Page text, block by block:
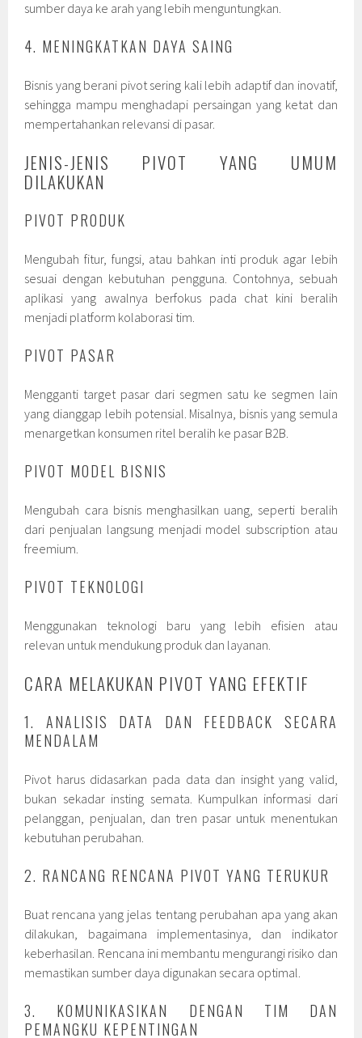
sumber daya ke arah yang lebih menguntungkan.
4. MENINGKATKAN DAYA SAING
Bisnis yang berani pivot sering kali lebih adaptif dan inovatif,
sehingga mampu menghadapi persaingan yang ketat dan
mempertahankan relevansi di pasar.
JENIS-JENIS PIVOT YANG UMUM
DILAKUKAN
PIVOT PRODUK
Mengubah fitur, fungsi, atau bahkan inti produk agar lebih
sesuai dengan kebutuhan pengguna. Contohnya, sebuah
aplikasi yang awalnya berfokus pada chat kini beralih
menjadi platform kolaborasi tim.
PIVOT PASAR
Mengganti target pasar dari segmen satu ke segmen lain
yang dianggap lebih potensial. Misalnya, bisnis yang semula
menargetkan konsumen ritel beralih ke pasar B2B.
PIVOT MODEL BISNIS
Mengubah cara bisnis menghasilkan uang, seperti beralih
dari penjualan langsung menjadi model subscription atau
freemium.
PIVOT TEKNOLOGI
Menggunakan teknologi baru yang lebih efisien atau
relevan untuk mendukung produk dan layanan.
CARA MELAKUKAN PIVOT YANG EFEKTIF
1. ANALISIS DATA DAN FEEDBACK SECARA
MENDALAM
Pivot harus didasarkan pada data dan insight yang valid,
bukan sekadar insting semata. Kumpulkan informasi dari
pelanggan, penjualan, dan tren pasar untuk menentukan
kebutuhan perubahan.
2. RANCANG RENCANA PIVOT YANG TERUKUR
Buat rencana yang jelas tentang perubahan apa yang akan
dilakukan, bagaimana implementasinya, dan indikator
keberhasilan. Rencana ini membantu mengurangi risiko dan
memastikan sumber daya digunakan secara optimal.
3. KOMUNIKASIKAN DENGAN TIM DAN
PEMANGKU KEPENTINGAN